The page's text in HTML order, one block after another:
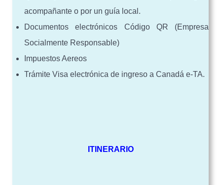
acompañante o por un guía local.
Documentos electrónicos Código QR (Empresa
Socialmente Responsable)
Impuestos Aereos
Trámite Visa electrónica de ingreso a Canadá e-TA.
ITINERARIO